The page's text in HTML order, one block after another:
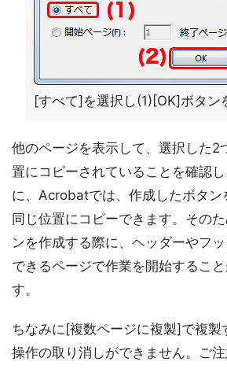
[すべて]を選択し(1)[OK]ボタン
他のページを表示して、選択した2
置にコピーされていることを確認
に、Acrobatでは、作成したボタン
同じ位置にコピーできます。その
ンを作成する際に、ヘッダーやフ
できるページで作業を開始するこ
す。
ちなみに[複数ページに複製]で複
操作の取り消しができません。ご注